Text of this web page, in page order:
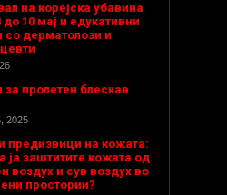
на корејска убавина
до 10 мај и едукативни
со дерматолози и
за пролетен блескав
2025
предизвици на кожата:
ја заштитите кожата од
воздух и сув воздух во
простории?